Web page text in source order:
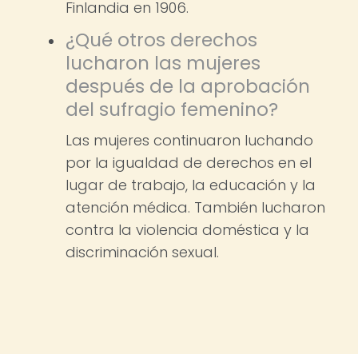
Finlandia en 1906.
¿Qué otros derechos
lucharon las mujeres
después de la aprobación
del sufragio femenino?
Las mujeres continuaron luchando
por la igualdad de derechos en el
lugar de trabajo, la educación y la
atención médica. También lucharon
contra la violencia doméstica y la
discriminación sexual.